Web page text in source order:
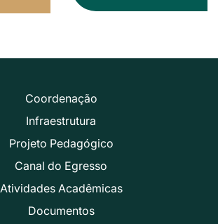
Coordenação
Infraestrutura
Projeto Pedagógico
Canal do Egresso
Atividades Acadêmicas
Documentos